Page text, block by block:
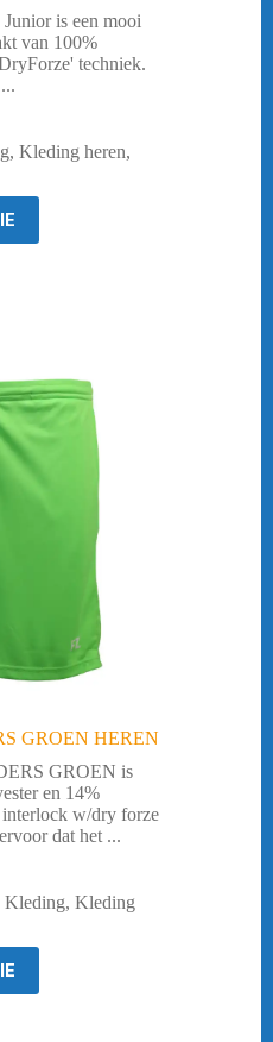
is een mooi
van 100%
techniek.
, Kleding heren,
GROEN HEREN
GROEN is
en 14%
interlock w/dry forze
dat het ...
Kleding, Kleding